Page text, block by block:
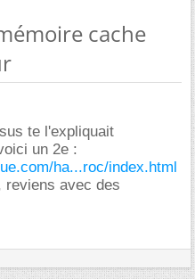
cache
te l'expliquait
un 2e :
ha...roc/index.html
reviens avec des